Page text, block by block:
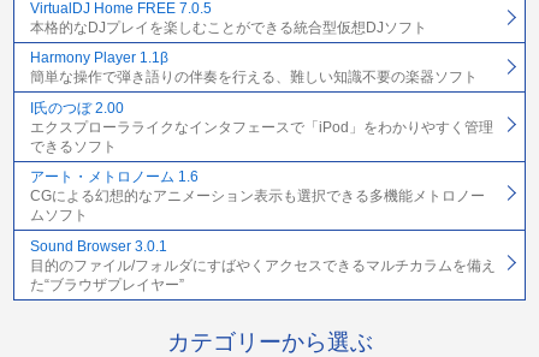
VirtualDJ Home FREE 7.0.5
本格的なDJプレイを楽しむことができる統合型仮想DJソフト
Harmony Player 1.1β
簡単な操作で弾き語りの伴奏を行える、難しい知識不要の楽器ソフト
I氏のつぼ 2.00
エクスプローラライクなインタフェースで「iPod」をわかりやすく管理
できるソフト
アート・メトロノーム 1.6
CGによる幻想的なアニメーション表示も選択できる多機能メトロノー
ムソフト
Sound Browser 3.0.1
目的のファイル/フォルダにすばやくアクセスできるマルチカラムを備え
た“ブラウザプレイヤー”
カテゴリーから選ぶ